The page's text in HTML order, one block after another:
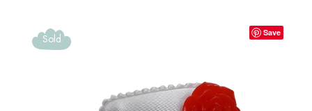
Sold Save